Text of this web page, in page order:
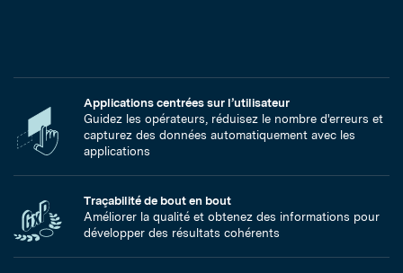
Applications centrées sur l’utilisateur
Guidez les opérateurs, réduisez le nombre d'erreurs et
capturez des données automatiquement avec les
applications
Traçabilité de bout en bout
Améliorer la qualité et obtenez des informations pour
développer des résultats cohérents